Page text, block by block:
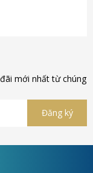
mới nhất từ chúng